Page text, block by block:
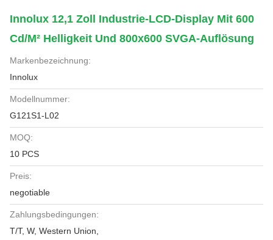
Innolux 12,1 Zoll Industrie-LCD-Display Mit 600
Cd/m² Helligkeit Und 800x600 SVGA-Auflösung
Markenbezeichnung:
Innolux
Modellnummer:
G121S1-L02
MOQ:
10 PCS
Preis:
negotiable
Zahlungsbedingungen:
T/T, W, Western Union,